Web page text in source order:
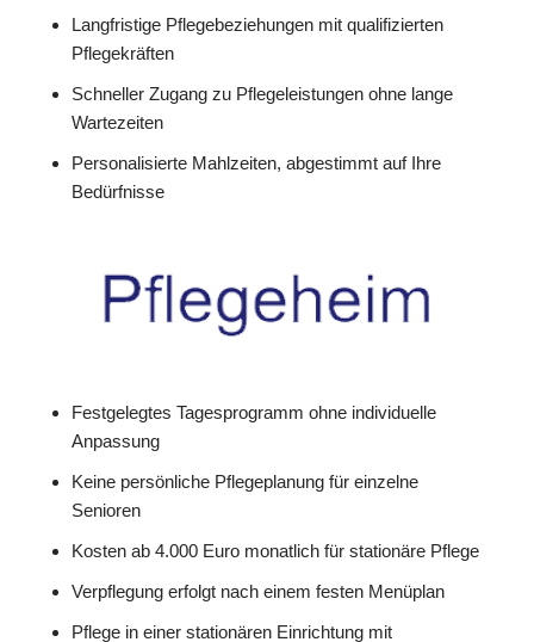
Langfristige Pflegebeziehungen mit qualifizierten
Pflegekräften
Schneller Zugang zu Pflegeleistungen ohne lange
Wartezeiten
Personalisierte Mahlzeiten, abgestimmt auf Ihre
Bedürfnisse
Festgelegtes Tagesprogramm ohne individuelle
Anpassung
Keine persönliche Pflegeplanung für einzelne
Senioren
Kosten ab 4.000 Euro monatlich für stationäre Pflege
Verpflegung erfolgt nach einem festen Menüplan
Pflege in einer stationären Einrichtung mit